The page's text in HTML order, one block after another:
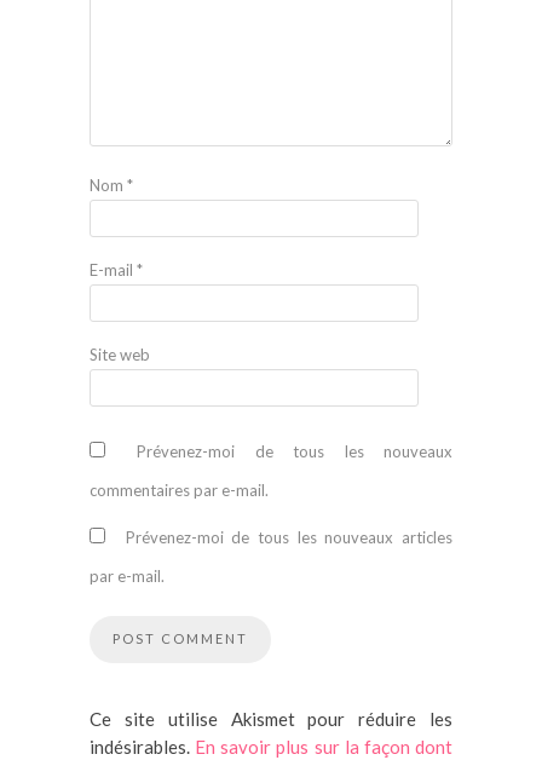
Nom *
E-mail *
Site web
Prévenez-moi de tous les nouveaux
commentaires par e-mail.
Prévenez-moi de tous les nouveaux articles
par e-mail.
Ce site utilise Akismet pour réduire les
indésirables. En savoir plus sur la façon dont